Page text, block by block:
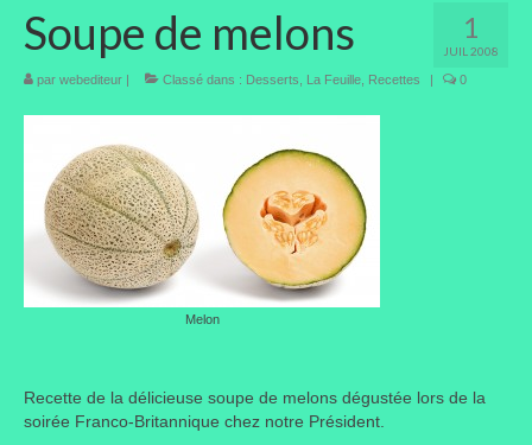
Aménager son jardin
Art floral
Potager
Taille des arbres et arbustes
Vannerie
Nouveautés
1
JUIL 2008
Soupe de melons
par webediteur | Classé dans : Desserts La Feuille Recettes | 0
Melon
Recette de la délicieuse soupe de melons dégustée lors de la
soirée Franco-Britannique chez notre Président.